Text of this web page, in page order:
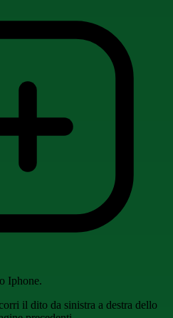
Iphone.
il dito da sinistra a destra dello